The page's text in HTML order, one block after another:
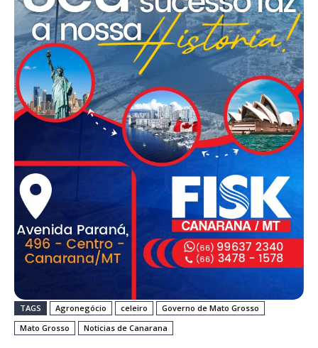
TAGS Agronegócio celeiro
Governo de Mato Grosso
Mato Grosso
Noticias de Canarana